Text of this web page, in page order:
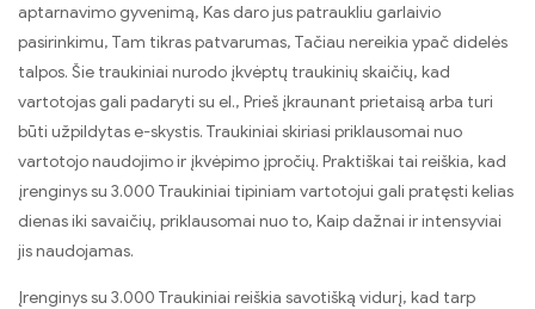
aptarnavimo gyvenimą, Kas daro jus patraukliu garlaivio
pasirinkimu, Tam tikras patvarumas, Tačiau nereikia ypač didelės
talpos. Šie traukiniai nurodo įkvėptų traukinių skaičių, kad
vartotojas gali padaryti su el., Prieš įkraunant prietaisą arba turi
būti užpildytas e-skystis. Traukiniai skiriasi priklausomai nuo
vartotojo naudojimo ir įkvėpimo įpročių. Praktiškai tai reiškia, kad
įrenginys su 3.000 Traukiniai tipiniam vartotojui gali pratęsti kelias
dienas iki savaičių, priklausomai nuo to, Kaip dažnai ir intensyviai
jis naudojamas.
Įrenginys su 3.000 Traukiniai reiškia savotišką vidurį, kad tarp